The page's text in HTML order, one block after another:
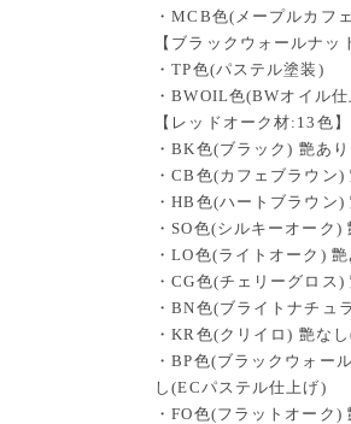
・MCB色(メープルカフ
【ブラックウォールナッ
・TP色(パステル塗装)
・BWOIL色(BWオイル
【レッドオーク材:13色】
・BK色(ブラック) 艶あり
・CB色(カフェブラウン)
・HB色(ハートブラウン)
・SO色(シルキーオーク)
・LO色(ライトオーク) 艶
・CG色(チェリーグロス)
・BN色(ブライトナチュ
・KR色(クリイロ) 艶な
・BP色(ブラックウォー
し(ECパステル仕上げ)
・FO色(フラットオーク